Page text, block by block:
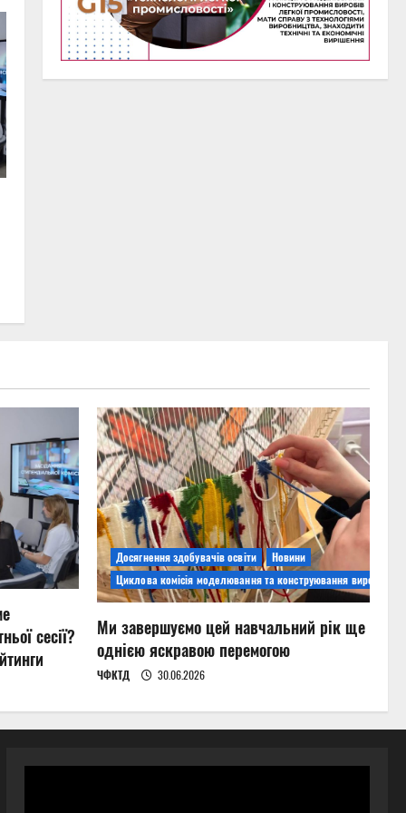
сесії?
Досягнення здобувачів освіти
Новини
Циклова комісія моделювання та конструювання виробів
Ми завершуємо цей навчальний рік ще
однією яскравою перемогою
ЧФКТД 30.06.2026